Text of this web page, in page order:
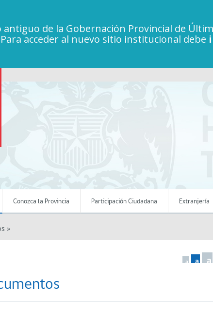
de la Gobernación Provincial de
Para acceder al nuevo sitio institucional debe
Conozca la Provincia Participación Ciudadana Extranjería
»
a a a